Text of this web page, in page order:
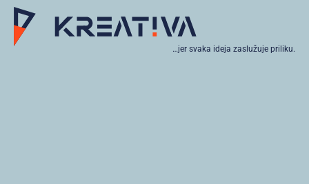
…jer svaka ideja zaslužuje priliku.